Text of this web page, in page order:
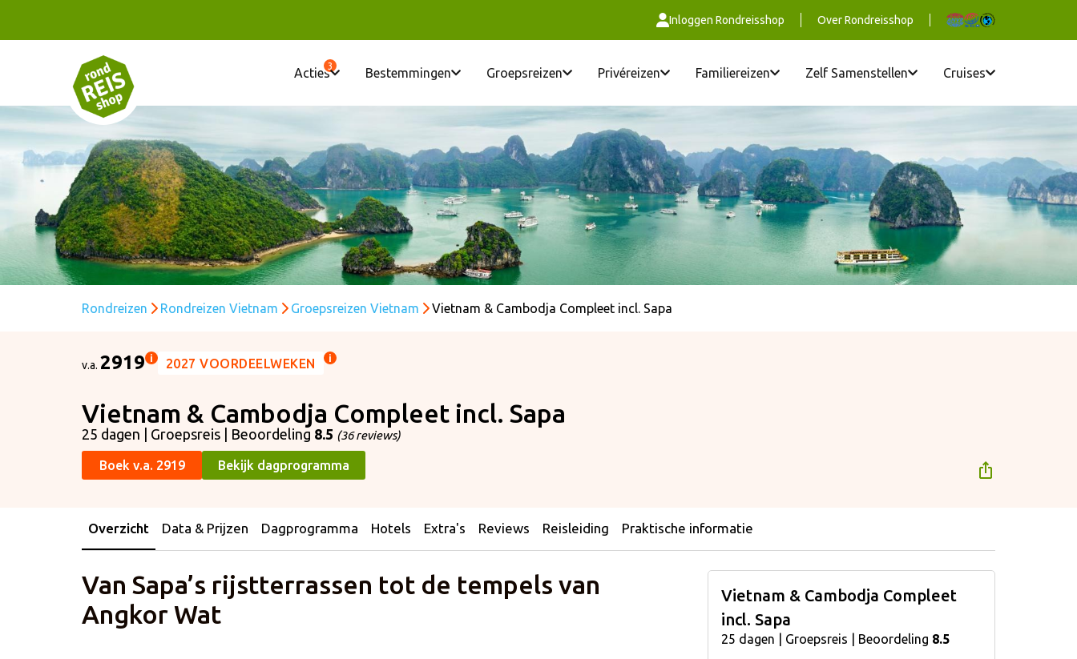
Inloggen Rondreisshop Over Rondreisshop
Acties3 Bestemmingen Groepsreizen Privéreizen Familiereizen Zelf Samenstellen Cruises
Rondreizen Rondreizen Vietnam Groepsreizen Vietnam Vietnam & Cambodja Compleet incl. Sapa
v.a. 2919 i 2027 VOORDEELWEKEN i
Vietnam & Cambodja Compleet incl. Sapa
25 dagen | Groepsreis | Beoordeling 8.5 (36 reviews)
Boek v.a. 2919 Bekijk dagprogramma
Overzicht Data & Prijzen Dagprogramma Hotels Extra's Reviews Reisleiding Praktische informatie
Van Sapa’s rijstterrassen tot de tempels van
Angkor Wat
Vietnam & Cambodja Compleet
incl. Sapa
25 dagen | Groepsreis | Beoordeling 8.5